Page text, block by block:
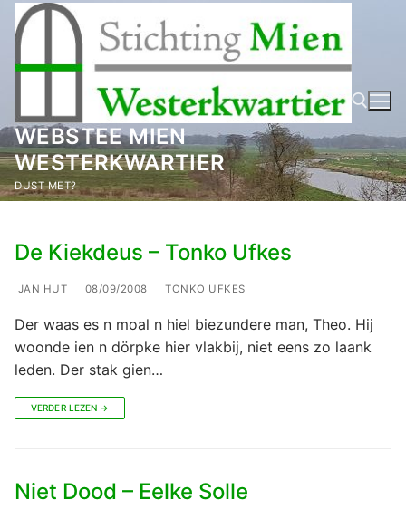
naar
inhoud
WEBSTEE MIEN
WESTERKWARTIER
DUST MET? Zoeken naar:
De Kiekdeus – Tonko Ufkes
JAN HUT 08/09/2008 TONKO UFKES
Der waas es n moal n hiel biezundere man, Theo. Hij
woonde ien n dörpke hier vlakbij, niet eens zo laank
leden. Der stak gien…
VERDER LEZEN →
Niet Dood – Eelke Solle